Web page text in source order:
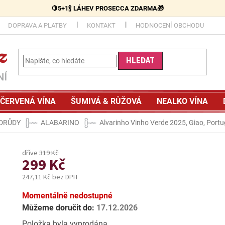
🍋5+1🍾 LÁHEV PROSECCA ZDARMA🎁
DOPRAVA A PLATBY KONTAKT HODNOCENÍ OBCHODU
HLEDAT
ČERVENÁ VÍNA ŠUMIVÁ & RŮŽOVÁ NEALKO VÍNA
ALABARINO Alvarinho Vinho Verde 2025, Giao,
319 Kč
299 Kč
247,11 Kč bez DPH
Měrná
cena:
Momentálně nedostupné
Můžeme doručit do: 17.12.2026